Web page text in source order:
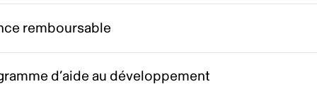
remboursable
d’aide au développement